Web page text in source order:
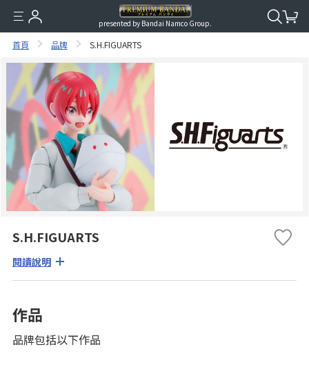
presented by Bandai Namco Group.
首頁 品牌 S.H.FIGUARTS
S.H.FIGUARTS
閱讀說明
作品
品牌包括以下作品